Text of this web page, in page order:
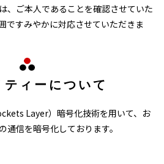
、ご本人であることを確認させていた
ですみやかに対応させていただきま
ティーについて
Layer）暗号化技術を用いて、お
信を暗号化しております。